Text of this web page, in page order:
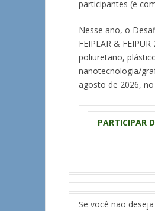
participantes (e
Nesse ano, o
FEIPLAR &
poliuretano,
nanotecnologia/
agosto de 2026, no
PARTICIPAR
Se você não